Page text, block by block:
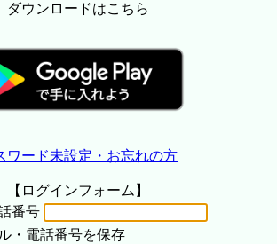
ダウンロードはこちら
ワード未設定・お忘れの方
【ログインフォーム】
番号
・電話番号を保存